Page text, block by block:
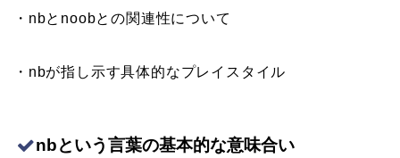
・nbとnoobとの関連性について
・nbが指し示す具体的なプレイスタイル
nbという言葉の基本的な意味合い